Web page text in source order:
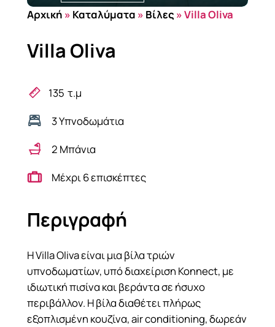
Αρχική » Καταλύματα » Βίλες »Villa Oliva
Villa Oliva
135 τ.μ
3 Υπνοδωμάτια
2 Μπάνια
Μέχρι 6 επισκέπτες
Περιγραφή
Η Villa Oliva είναι μια βίλα τριών
υπνοδωματίων, υπό διαχείριση Konnect, με
ιδιωτική πισίνα και βεράντα σε ήσυχο
περιβάλλον. Η βίλα διαθέτει πλήρως
εξοπλισμένη κουζίνα, air conditioning, δωρεάν